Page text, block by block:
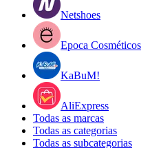
Netshoes
Epoca Cosméticos
KaBuM!
AliExpress
Todas as marcas
Todas as categorias
Todas as subcategorias